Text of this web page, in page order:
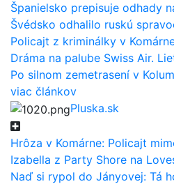
Španielsko prepisuje odhady
Švédsko odhalilo ruskú
Policajt z kriminálky v
Dráma na palube Swiss Air.
Po silnom zemetrasení v
viac článkov
Pluska.sk
Hrôza v Komárne: Policajt
Izabella z Party Shore na
Naď si rypol do Jányovej: Tá